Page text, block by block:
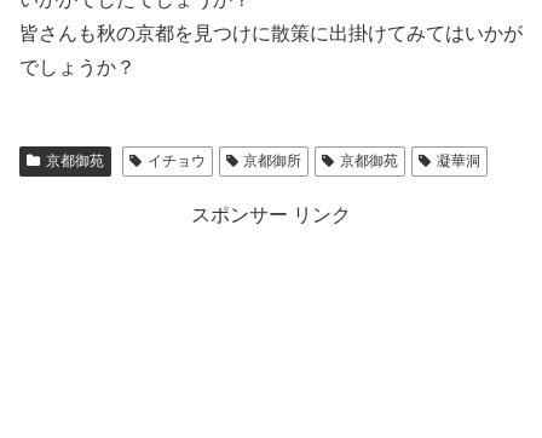
皆さんも秋の京都を見つけに散策に出掛けてみてはいかが
でしょうか？
京都御苑 イチョウ 京都御所 京都御苑 凝華洞
スポンサー リンク